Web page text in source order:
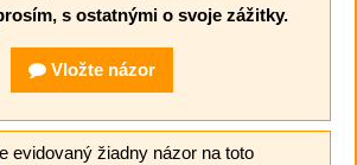
s ostatnými o svoje zážitky.
Vložte názor
evidovaný žiadny názor na toto